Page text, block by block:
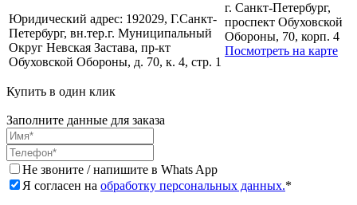
Юридический адрес: 192029, Г.Санкт-
Петербург, вн.тер.г. Муниципальный
Округ Невская Застава, пр-кт
Обуховской Обороны, д. 70, к. 4, стр. 1
г. Санкт-Петербург,
проспект Обуховской
Обороны, 70, корп. 4
Посмотреть на карте
Купить в один клик
Заполните данные для заказа
Не звоните / напишите в Whats App
Я согласен на обработку персональных данных.*